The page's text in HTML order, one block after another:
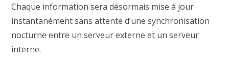
Chaque information sera désormais mise à jour
instantanément sans attente d’une synchronisation
nocturne entre un serveur externe et un serveur
interne.